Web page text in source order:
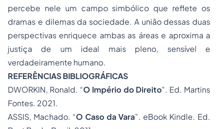
percebe nele um campo simbólico que reflete os
dramas e dilemas da sociedade. A união dessas duas
perspectivas enriquece ambas as áreas e aproxima a
justiça de um ideal mais pleno, sensível e
verdadeiramente humano.
REFERÊNCIAS BIBLIOGRÁFICAS
DWORKIN, Ronald. “O Império do Direito”. Ed. Martins
Fontes. 2021.
ASSIS, Machado. “O Caso da Vara”. eBook Kindle. Ed.